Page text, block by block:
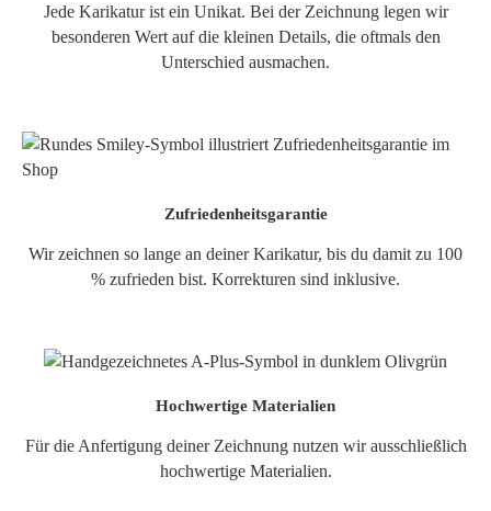
Jede Karikatur ist ein Unikat. Bei der Zeichnung legen wir
besonderen Wert auf die kleinen Details, die oftmals den
Unterschied ausmachen.
Zufriedenheitsgarantie
Wir zeichnen so lange an deiner Karikatur, bis du damit zu 100
% zufrieden bist. Korrekturen sind inklusive.
Hochwertige Materialien
Für die Anfertigung deiner Zeichnung nutzen wir ausschließlich
hochwertige Materialien.